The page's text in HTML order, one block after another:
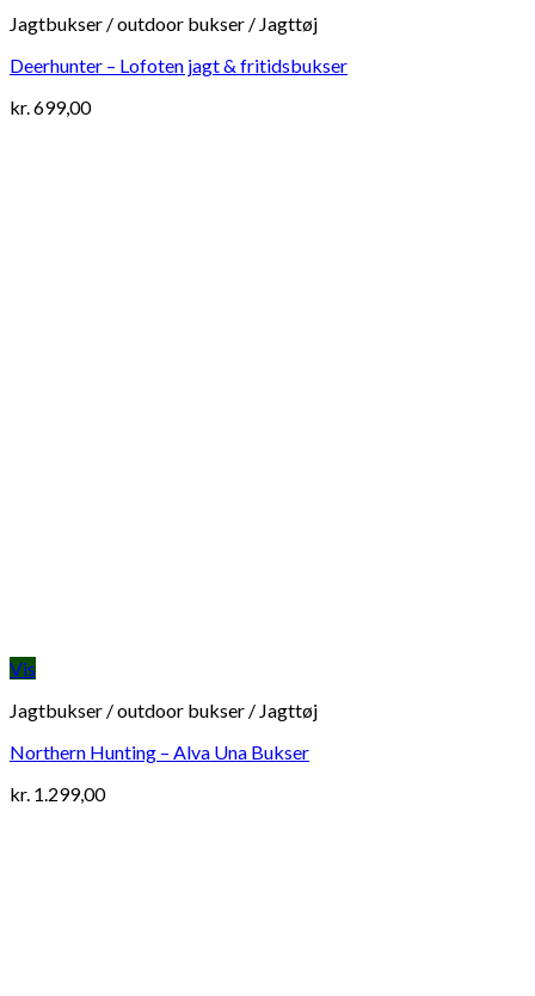
Jagtbukser / outdoor bukser / Jagttøj
Deerhunter – Lofoten jagt & fritidsbukser
kr.699,00
Vis
Jagtbukser / outdoor bukser / Jagttøj
Northern Hunting – Alva Una Bukser
kr. 1.299,00